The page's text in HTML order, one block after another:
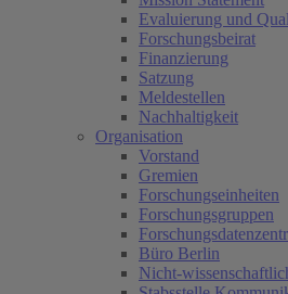
Evaluierung und
Forschungsbeirat
Finanzierung
Satzung
Meldestellen
Nachhaltigkeit
Organisation
Vorstand
Gremien
Forschungseinheiten
Forschungsgruppen
Büro Berlin
Nicht-